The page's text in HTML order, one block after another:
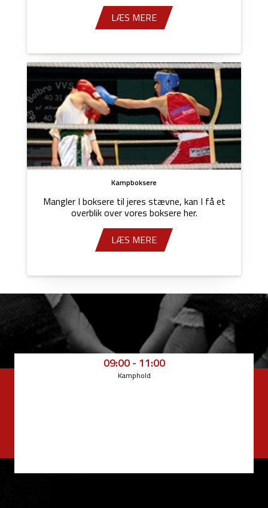
LÆS MERE
Kampboksere
Mangler I boksere til jeres stævne, kan I få et
overblik over vores boksere her.
LÆS MERE
09:00 - 11:00
Kamphold